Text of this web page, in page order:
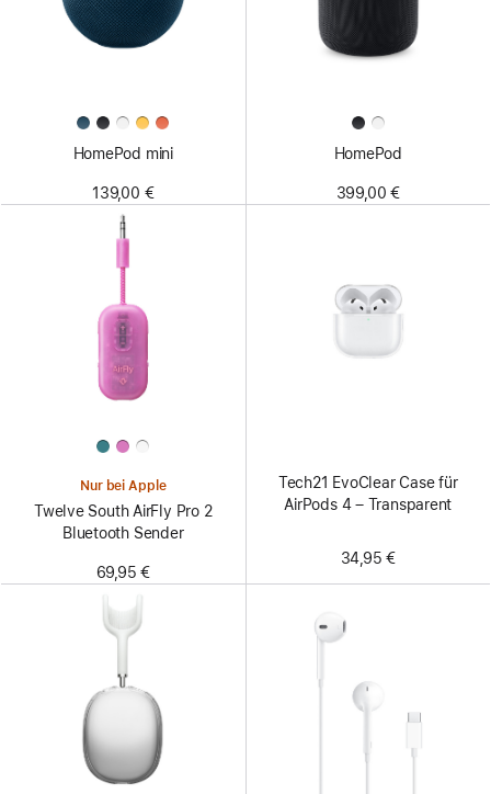
HomePod mini
139,00 €
HomePod
399,00 €
Nur bei Apple
Twelve South AirFly Pro 2
Bluetooth Sender
69,95 €
Tech21 EvoClear Case für
AirPods 4 – Transparent
34,95 €